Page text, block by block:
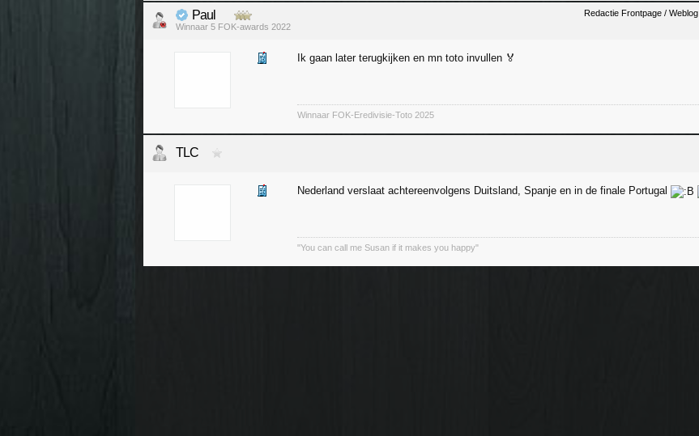
Redactie Frontpage / Weblog
Paul
Winnaar 5 FOK-awards 2022
Ik gaan later terugkijken en mn toto invullen 🏅
Winnaar FOK-Eredivisie-Toto 2025
TLC
Nederland verslaat achtereenvolgens Duitsland, Spanje en in de finale Portugal
"You can call me Susan if it makes you happy"